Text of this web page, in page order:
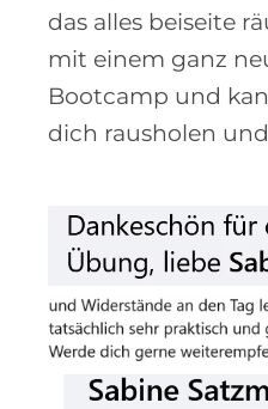
das alles beiseite
mit einem ganz
Bootcamp und
dich rausholen